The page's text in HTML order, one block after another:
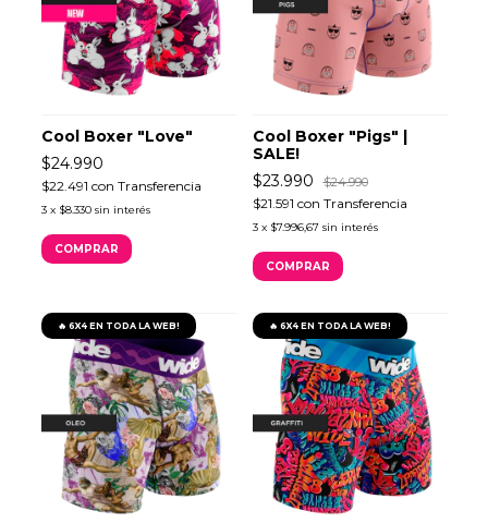
Cool Boxer "Love"
$24.990
$22.491 con Transferencia
3 x $8.330 sin interés
COMPRAR
Cool Boxer "Pigs" |
SALE!
$23.990
$24.990
$21.591 con Transferencia
3 x $7.996,67 sin interés
COMPRAR
🔥 6X4 EN TODA LA WEB! 🔥 6X4 EN TODA LA WEB!